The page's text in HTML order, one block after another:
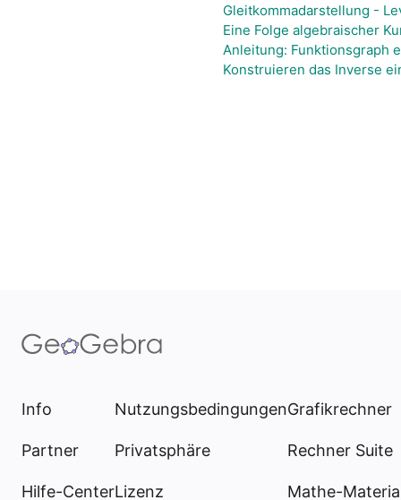
Gleitkommadarstellung -
Eine Folge algebraischer
Anleitung: Funktionsgraph
Konstruieren das Inverse
Info
Partner
Hilfe-Center
Nutzungsbedingungen
Privatsphäre
Lizenz
Grafikrechner
Rechner Suite
Mathe-